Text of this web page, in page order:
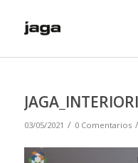
03/05/2021 / 0 Comentarios /